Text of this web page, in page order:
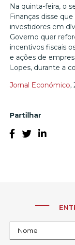
Na quinta-feira, o
Finanças disse
investidores em
Governo quer
incentivos fiscais
e ações de
Lopes, durante a
Jornal Económico,
Partilhar